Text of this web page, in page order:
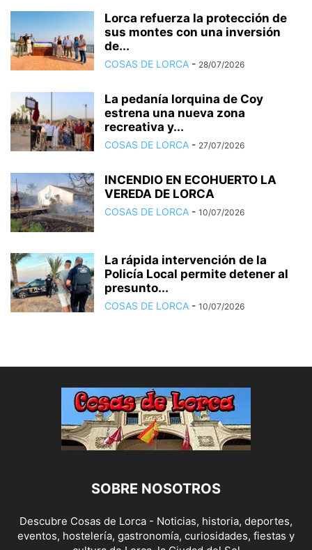
Lorca refuerza la protección de
sus montes con una inversión
de...
COSAS DE LORCA - 28/07/2026
La pedanía lorquina de Coy
estrena una nueva zona
recreativa y...
COSAS DE LORCA - 27/07/2026
INCENDIO EN ECOHUERTO LA
VEREDA DE LORCA
COSAS DE LORCA - 10/07/2026
La rápida intervención de la
Policía Local permite detener al
presunto...
COSAS DE LORCA - 10/07/2026
SOBRE NOSOTROS
Descubre Cosas de Lorca - Noticias, historia, deportes,
eventos, hostelería, gastronomía, curiosidades, fiestas y